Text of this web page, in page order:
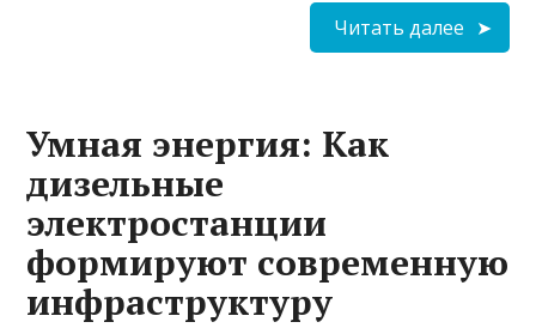
Читать далее
Умная энергия: Как
дизельные
электростанции
формируют современную
инфраструктуру